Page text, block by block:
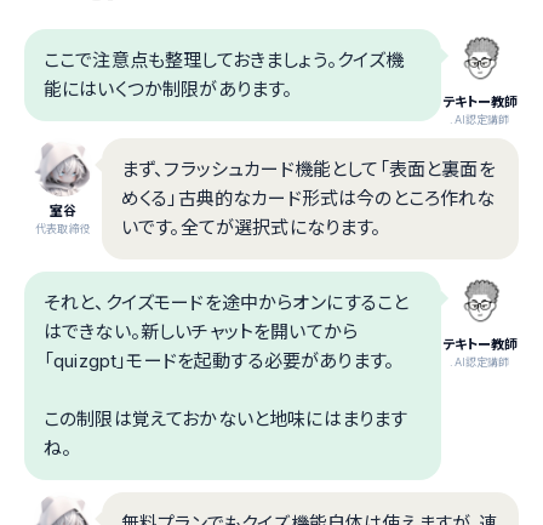
テキトー教師
.AI認定講師
ここで注意点も整理しておきましょう。クイズ機
能にはいくつか制限があります。
室谷
代表取締役
まず、フラッシュカード機能として「表面と裏面を
めくる」古典的なカード形式は今のところ作れな
いです。全てが選択式になります。
テキトー教師
.AI認定講師
それと、クイズモードを途中からオンにすること
はできない。新しいチャットを開いてから
「quizgpt」モードを起動する必要があります。
この制限は覚えておかないと地味にはまります
ね。